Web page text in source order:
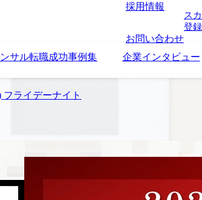
採用情報
お問い合わせ
ス
登
サル転職成功事例集 企業インタビュー
フライデーナイト